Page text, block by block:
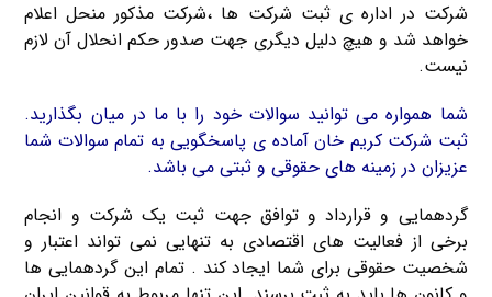
شرکت در اداره ی ثبت شرکت ها ،شرکت مذکور منحل اعلام
خواهد شد و هیچ دلیل دیگری جهت صدور حکم انحلال آن لازم
نیست.
شما همواره می توانید سوالات خود را با ما در میان بگذارید.
ثبت شرکت کریم خان آماده ی پاسخگویی به تمام سوالات شما
عزیزان در زمینه های حقوقی و ثبتی می باشد.
گردهمایی و قرارداد و توافق جهت ثبت یک شرکت و انجام
برخی از فعالیت های اقتصادی به تنهایی نمی تواند اعتبار و
شخصیت حقوقی برای شما ایجاد کند . تمام این گردهمایی ها